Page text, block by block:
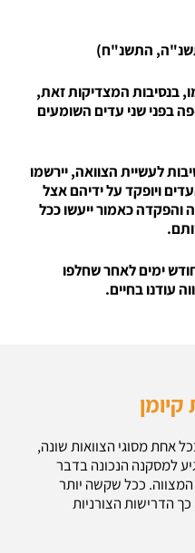
בנסיבות המצדיקות זאת,
בפני שני עדים השומעים
לעשיית הצוואה, יירשמו
ויופקד על ידיהם אצל
והפקדה כאמור ייעשו ככל
ימים לאחר שחלפו
עודנו בחיים.
אחת מסוגי הצוואות שונה,
למסקנה הנכונה בדבר
ככל שקשה יותר
הדרישות הצורניות